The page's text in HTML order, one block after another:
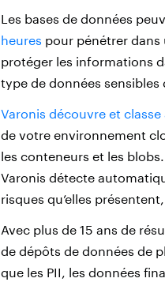
Les bases de données
heures pour pénétrer dans
protéger les informations
type de données sensibles
Varonis découvre et
de votre environnement
les conteneurs et les
Varonis détecte
risques qu’elles
Avec plus de 15 ans de
de dépôts de données de
que les PII, les données